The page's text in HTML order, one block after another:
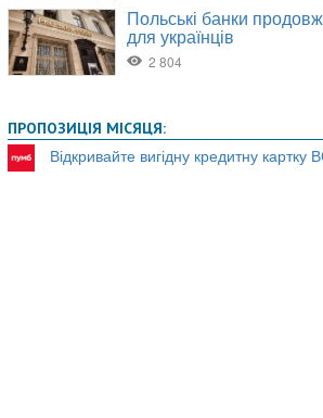
ПРОПОЗИЦІЯ МІСЯЦЯ:
Відкривайте вигідну кредитну